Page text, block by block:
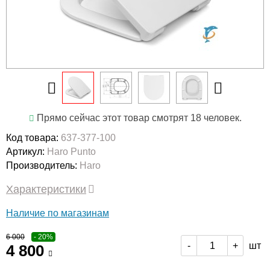
Прямо сейчас этот товар смотрят 18 человек.
Код товара: 637-377-100
Артикул: Haro Punto
Производитель: Haro
Характеристики
Наличие по магазинам
6 000 - 20%
4 800 - + шт